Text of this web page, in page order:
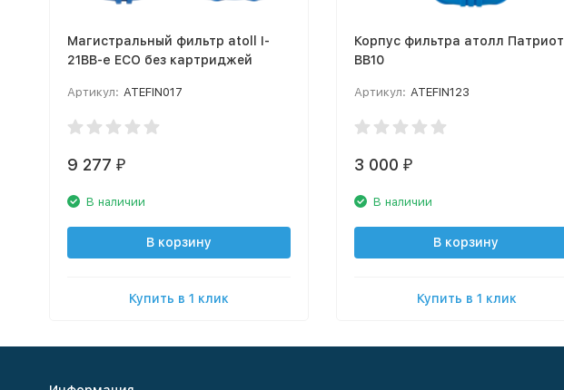
Магистральный фильтр atoll I-
21BB-e ECO без картриджей
Артикул: ATEFIN017
9 277 ₽
В наличии
В корзину
Купить в 1 клик
Корпус фильтра атолл Патриот
BB10
Артикул: ATEFIN123
3 000 ₽
В наличии
В корзину
Купить в 1 клик